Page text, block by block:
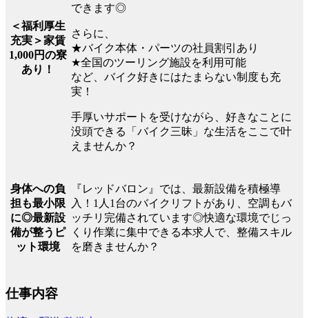
＜福利厚生
充実＞家賃
1,000円の寮
あり！
できます◎
さらに、
★バイク本体・パーツの社員割引あり
★全国のツーリング施設を利用可能
など、バイク好きにはたまらない制度も充
実！
手厚いサポートを受けながら、好きなことに
没頭できる「バイク三昧」な生活をここで叶
えませんか？
身体への負
担も最小限
に◎最新設
備が整うピ
ット環境
『レッドバロン』では、最新設備を積極導
入！1人1台のバイクリフトがあり、空調もバ
ッチリ完備されています◎快適な環境でじっ
くり作業に集中できる本求人で、整備スキル
を磨きませんか？
仕事内容